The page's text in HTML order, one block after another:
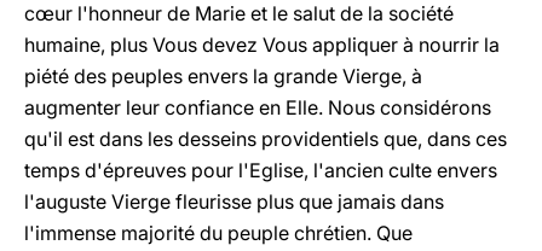
cœur l'honneur de Marie et le salut de la société
humaine, plus Vous devez Vous appliquer à nourrir la
piété des peuples envers la grande Vierge, à
augmenter leur confiance en Elle. Nous considérons
qu'il est dans les desseins providentiels que, dans ces
temps d'épreuves pour l'Eglise, l'ancien culte envers
l'auguste Vierge fleurisse plus que jamais dans
l'immense majorité du peuple chrétien. Que